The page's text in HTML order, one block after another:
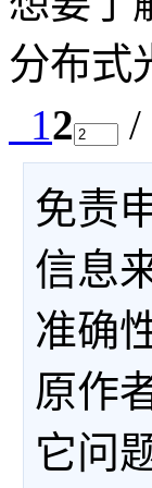
分布式
12
/
免责
信息
准确
原作
它问